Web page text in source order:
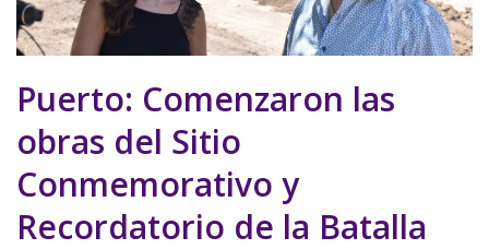
Puerto: Comenzaron las
obras del Sitio
Conmemorativo y
Recordatorio de la Batalla